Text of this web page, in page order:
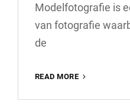
Modelfotografie is
van fotografie
de
READ MORE
LEER